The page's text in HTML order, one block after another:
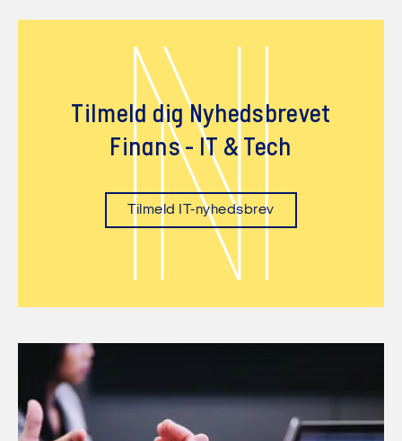
N
Tilmeld dig Nyhedsbrevet
Finans - IT & Tech
Tilmeld IT-nyhedsbrev